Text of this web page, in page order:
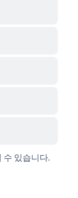
수 있습니다.